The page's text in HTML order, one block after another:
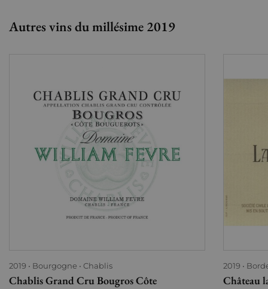
Autres vins du millésime 2019
2019 Bourgogne Chablis
Chablis Grand Cru Bougros Côte
2019
Château